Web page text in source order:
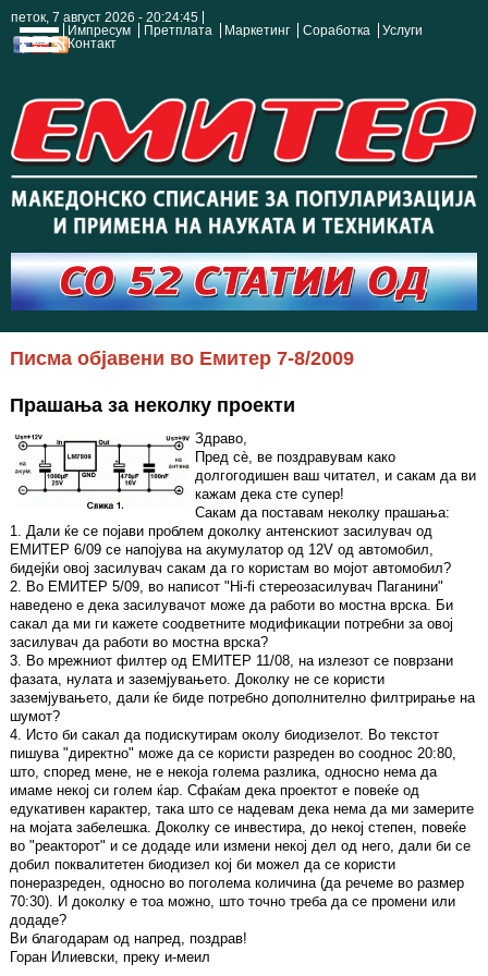
петок, 7 август 2026 - 20:24:46
Импресум
Претплата Маркетинг Соработка
Услуги
Контакт
Писма објавени во Емитер 7-8/2009
Прашања за неколку проекти
Здраво,
Пред сѐ, ве поздравувам како
долгогодишен ваш читател, и сакам да ви
кажам дека сте супер!
Сакам да поставам неколку прашања:
1. Дали ќе се појави проблем доколку антенскиот засилувач од
ЕМИТЕР 6/09 се напојува на акумулатор од 12V од автомобил,
бидејќи овој засилувач сакам да го користам во мојот автомобил?
2. Во ЕМИТЕР 5/09, во написот "Hi-fi стереозасилувач Паганини"
наведено е дека засилувачот може да работи во мостна врска. Би
сакал да ми ги кажете соодветните модификации потребни за овој
засилувач да работи во мостна врска?
3. Во мрежниот филтер од ЕМИТЕР 11/08, на излезот се поврзани
фазата, нулата и заземјувањето. Доколку не се користи
заземјувањето, дали ќе биде потребно дополнително филтрирање на
шумот?
4. Исто би сакал да подискутирам околу биодизелот. Во текстот
пишува "директно" може да се користи разреден во сооднос 20:80,
што, според мене, не е некоја голема разлика, односно нема да
имаме некој си голем ќар. Сфаќам дека проектот е повеќе од
едукативен карактер, така што се надевам дека нема да ми замерите
на мојата забелешка. Доколку се инвестира, до некој степен, повеќе
во "реакторот" и се додаде или измени некој дел од него, дали би се
добил поквалитетен биодизел кој би можел да се користи
понеразреден, односно во поголема количина (да речеме во размер
70:30). И доколку е тоа можно, што точно треба да се промени или
додаде?
Ви благодарам од напред, поздрав!
Горан Илиевски, преку и-меил